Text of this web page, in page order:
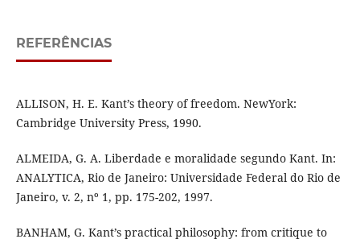
REFERÊNCIAS
ALLISON, H. E. Kant’s theory of freedom. NewYork:
Cambridge University Press, 1990.
ALMEIDA, G. A. Liberdade e moralidade segundo Kant. In:
ANALYTICA, Rio de Janeiro: Universidade Federal do Rio de
Janeiro, v. 2, nº 1, pp. 175-202, 1997.
BANHAM, G. Kant’s practical philosophy: from critique to